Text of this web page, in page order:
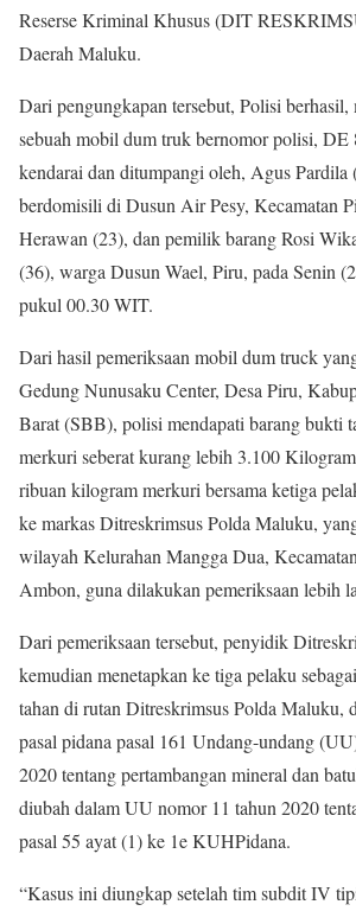
Reserse Kriminal Khusus (DIT
Daerah Maluku.
Dari pengungkapan tersebut, Polisi berhasil,
sebuah mobil dum truk bernomor polisi,
kendarai dan ditumpangi oleh, Agus
berdomisili di Dusun Air Pesy, Kecamatan
Herawan (23), dan pemilik barang Rosi
(36), warga Dusun Wael, Piru, pada Senin
pukul 00.30 WIT.
Dari hasil pemeriksaan mobil dum truck
Gedung Nunusaku Center, Desa Piru,
Barat (SBB), polisi mendapati barang bukti
merkuri seberat kurang lebih 3.100
ribuan kilogram merkuri bersama ketiga
ke markas Ditreskrimsus Polda Maluku,
wilayah Kelurahan Mangga Dua,
Ambon, guna dilakukan pemeriksaan lebih
Dari pemeriksaan tersebut, penyidik
kemudian menetapkan ke tiga pelaku
tahan di rutan Ditreskrimsus Polda Maluku,
pasal pidana pasal 161 Undang-undang
2020 tentang pertambangan mineral dan
diubah dalam UU nomor 11 tahun 2020
pasal 55 ayat (1) ke 1e KUHPidana.
“Kasus ini diungkap setelah tim subdit IV